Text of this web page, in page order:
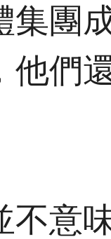
集團
他們
不意